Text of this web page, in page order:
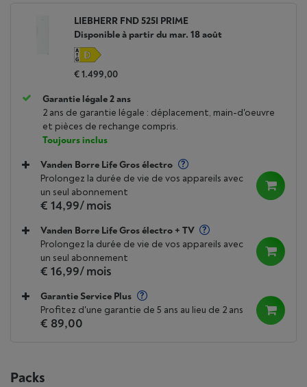
LIEBHERR FND 525I PRIME
Disponible à partir du mar. 18 août
€ 1.499,00
Garantie légale 2 ans
2 ans de garantie légale : déplacement, main-d'oeuvre
et pièces de rechange compris.
Toujours inclus
Vanden Borre Life Gros électro
Prolongez la durée de vie de vos appareils avec
un seul abonnement
€ 14,99/ mois
Vanden Borre Life Gros électro + TV
Prolongez la durée de vie de vos appareils avec
un seul abonnement
€ 16,99/ mois
Garantie Service Plus
Profitez d'une garantie de 5 ans au lieu de 2 ans
€ 89,00
Packs